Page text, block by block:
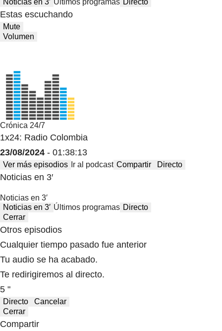
Estas escuchando
Mute
Volumen
Crónica 24/7
1x24: Radio Colombia
23/08/2024 - 01:38:13
Ver más episodios Ir al podcast Compartir Directo
Noticias en 3′
Noticias en 3′
Noticias en 3′ Últimos programas Directo
Cerrar
Otros episodios
Cualquier tiempo pasado fue anterior
Tu audio se ha acabado.
Te redirigiremos al directo.
5 "
Directo
Cancelar
Cerrar
Compartir